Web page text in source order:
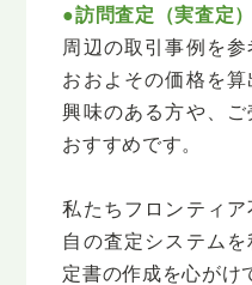
●訪問査定（実査定
周辺の取引事例を
おおよその価格を
興味のある方や、
おすすめです。
私たちフロンティ
自の査定システムを
定書の作成を心がけ